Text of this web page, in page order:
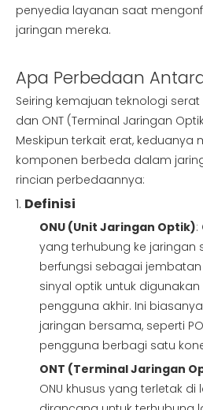
penyedia layanan saat
jaringan mereka.
Apa Perbedaan
Seiring kemajuan teknologi serat
dan ONT (Terminal Jaringan
Meskipun terkait erat, keduanya
komponen berbeda dalam
rincian perbedaannya:
1. Definisi
ONU (Unit Jaringan Optik):
yang terhubung ke jaringan
berfungsi sebagai
sinyal optik untuk
pengguna akhir. Ini
jaringan bersama, seperti
pengguna berbagi satu
ONT (Terminal Jaringan
ONU khusus yang terletak di